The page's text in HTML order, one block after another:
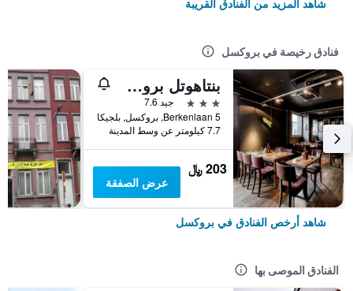
شاهد المزيد من الفنادق القريبة
فنادق رخيصة في بروكسل
بنتاهوتل بروسلز إيربورت
3 نجوم
جيد 7.6
Berkenlaan 5, بروكسل, بلجيكا
7.7 كيلومتر عن وسط المدينة
203 ﷼
عرض الصفقة
شاهد أرخص الفنادق في بروكسل
الفنادق الموصى بها